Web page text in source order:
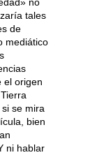
no
tales
de
mediático
el origen
se mira
bien
ni hablar